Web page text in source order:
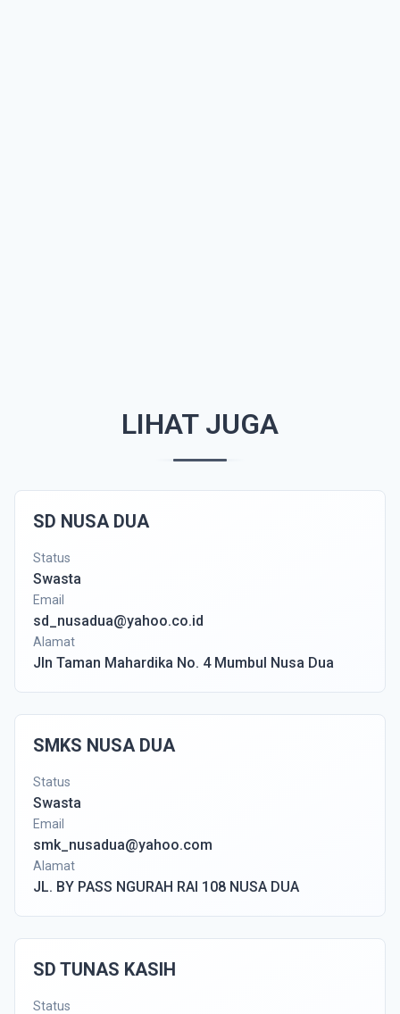
LIHAT JUGA
SD NUSA DUA
Status
Swasta
Email
sd_nusadua@yahoo.co.id
Alamat
Jln Taman Mahardika No. 4 Mumbul Nusa Dua
SMKS NUSA DUA
Status
Swasta
Email
smk_nusadua@yahoo.com
Alamat
JL. BY PASS NGURAH RAI 108 NUSA DUA
SD TUNAS KASIH
Status